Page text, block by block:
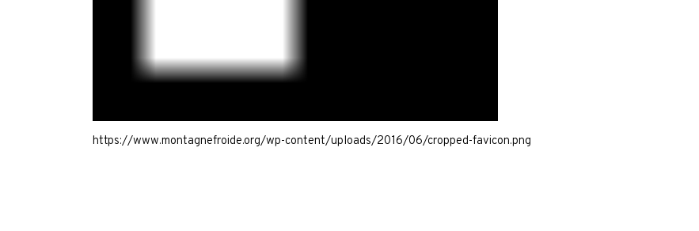
https://www.montagnefroide.org/wp-content/uploads/2016/06/cropped-favicon.png